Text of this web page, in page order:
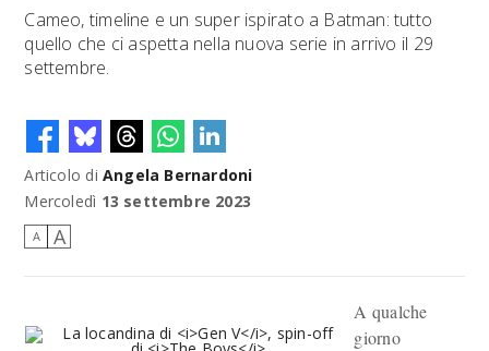
Cameo, timeline e un super ispirato a Batman: tutto
quello che ci aspetta nella nuova serie in arrivo il 29
settembre.
Articolo di Angela Bernardoni
Mercoledì 13 settembre 2023
A A
A qualche
giorno